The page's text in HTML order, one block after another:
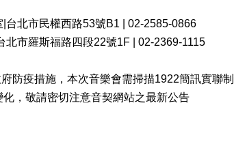
|台北市民權西路53號B1 | 02-2585-0866
北市羅斯福路四段22號1F | 02-2369-1115
防疫措施，本次音樂會需掃描1922簡訊實聯
，敬請密切注意音契網站之最新公告